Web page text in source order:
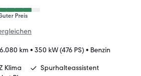
Preis
km • 350 kW (476 PS) • Benzin
Klima
Spurhalteassistent